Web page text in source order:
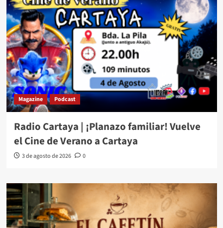
Magazine Podcast
Radio Cartaya | ¡Planazo familiar! Vuelve
el Cine de Verano a Cartaya
3 de agosto de 2026 0